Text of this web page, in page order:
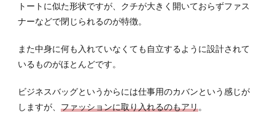
6
機能
無視
でき
ない
ント
トートに似た形状ですが、クチが大きく開いておらずファス
ナーなどで閉じられるのが特徴。
また中身に何も入れていなくても自立するように設計されて
いるものがほとんどです。
ビジネスバッグというからには仕事用のカバンという感じが
しますが、 ファッションに取り入れるのもアリ。